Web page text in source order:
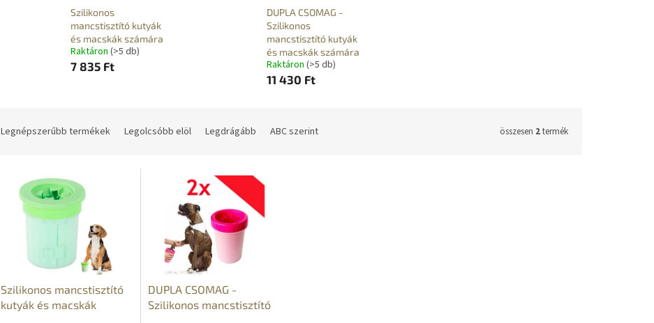
Szilikonos
mancstisztító kutyák
és macskák számára
Raktáron (>5 db)
7 835 Ft
DUPLA CSOMAG -
Szilikonos
mancstisztító kutyák
és macskák számára
Raktáron (>5 db)
11 430 Ft
Legnépszerűbb termékek Legolcsóbb elöl Legdrágább ABC szerint összesen 2termék
Szilikonos mancstisztító
kutyák és macskák
DUPLA CSOMAG -
Szilikonos mancstisztító